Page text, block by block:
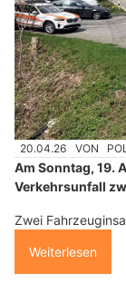
20.04.26 VON
Am Sonntag, 19.
Verkehrsunfall
Zwei
Weiterlesen